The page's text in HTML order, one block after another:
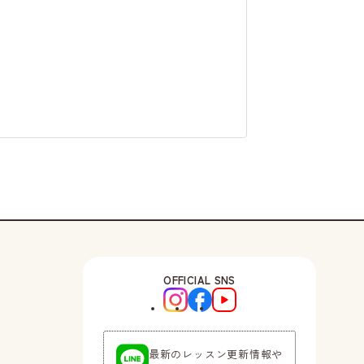
OFFICIAL SNS
最新のレッスン更新情報や